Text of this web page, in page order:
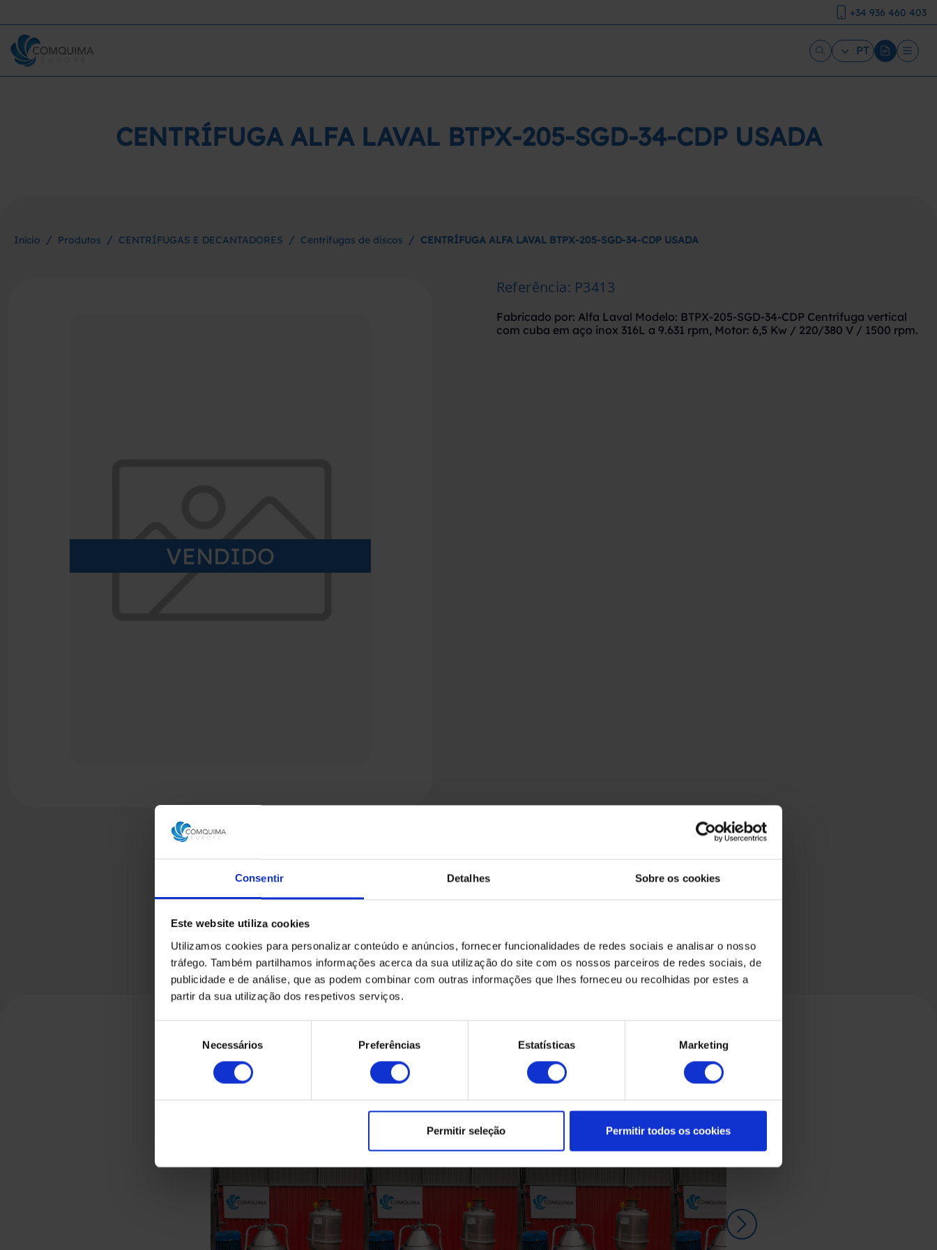
Consentir Detalhes Sobre os cookies
Este website utiliza cookies
Utilizamos cookies para personalizar conteúdo e anúncios, fornecer funcionalidades de redes sociais e analisar o nosso
tráfego. Também partilhamos informações acerca da sua utilização do site com os nossos parceiros de redes sociais, de
publicidade e de análise, que as podem combinar com outras informações que lhes forneceu ou recolhidas por estes a
partir da sua utilização dos respetivos serviços.
consentimento
Necessários Preferências Estatísticas Marketing
Permitir seleção Permitir todos os cookies
+34 936 460 403
PT
CENTRÍFUGA ALFA LAVAL BTPX-205-SGD-34-CDP USADA
Início / Produtos / CENTRÍFUGAS E DECANTADORES / Centrífugas de discos / CENTRÍFUGA ALFA LAVAL BTPX-205-SGD-34-CDP USADA
VENDIDO
Referência: P3413
Fabricado por: Alfa Laval Modelo: BTPX-205-SGD-34-CDP Centrífuga vertical
com cuba em aço inox 316L a 9.631 rpm, Motor: 6,5 Kw / 220/380 V / 1500 rpm.
Produtos Relacionados